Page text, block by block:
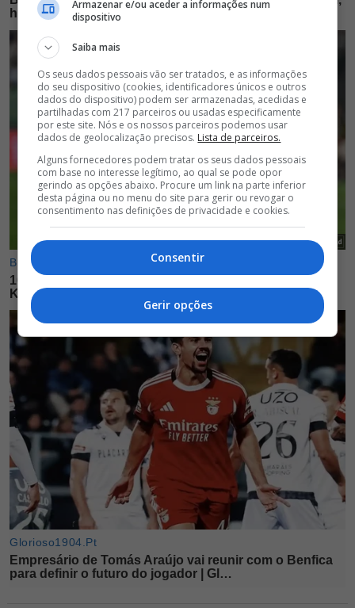
Armazenar e/ou aceder a informações num
dispositivo
Saiba mais
Os seus dados pessoais vão ser tratados, e as informações
do seu dispositivo (cookies, identificadores únicos e outros
dados do dispositivo) podem ser armazenadas, acedidas e
partilhadas com 217 parceiros ou usadas especificamente
por este site. Nós e os nossos parceiros podemos usar
dados de geolocalização precisos. Lista de parceiros.
Alguns fornecedores podem tratar os seus dados pessoais
com base no interesse legítimo, ao qual se pode opor
gerindo as opções abaixo. Procure um link na parte inferior
desta página ou no menu do site para gerir ou revogar o
consentimento nas definições de privacidade e cookies.
Consentir
Gerir opções